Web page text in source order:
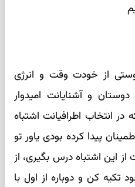
از خودت وقت و انرژی
و آشنایانت امیدوار
در انتخاب اطرافیانت اشتباه
پیدا کرده بودی یاور تو
از این اشتباه درس بگیری، از
تکیه کن و دوباره از اول با